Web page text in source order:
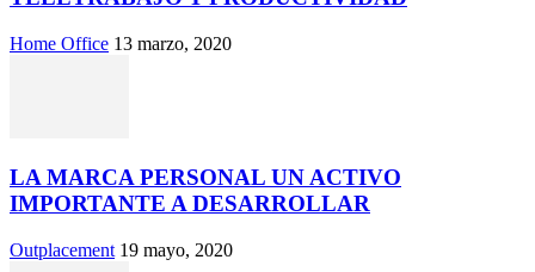
Home Office 13 marzo, 2020
LA MARCA PERSONAL UN ACTIVO
IMPORTANTE A DESARROLLAR
Outplacement 19 mayo, 2020